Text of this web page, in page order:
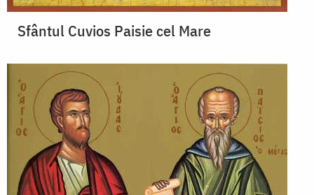
Sfântul Cuvios Paisie cel Mare